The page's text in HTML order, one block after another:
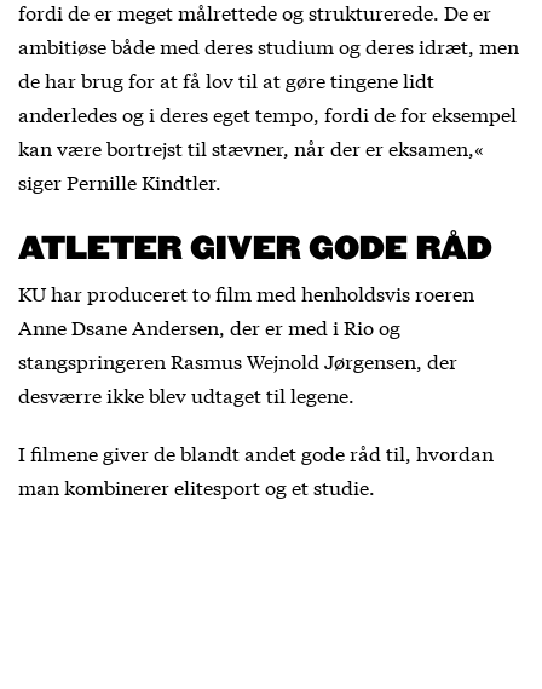
fordi de er meget målrettede og strukturerede. De er
ambitiøse både med deres studium og deres idræt, men
de har brug for at få lov til at gøre tingene lidt
anderledes og i deres eget tempo, fordi de for eksempel
kan være bortrejst til stævner, når der er eksamen,«
siger Pernille Kindtler.
ATLETER GIVER GODE RÅD
KU har produceret to film med henholdsvis roeren
Anne Dsane Andersen, der er med i Rio og
stangspringeren Rasmus Wejnold Jørgensen, der
desværre ikke blev udtaget til legene.
I filmene giver de blandt andet gode råd til, hvordan
man kombinerer elitesport og et studie.